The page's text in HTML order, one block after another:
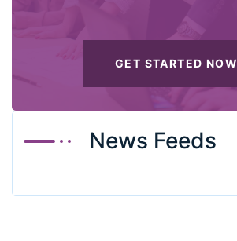
GET STARTED NOW
News Feeds